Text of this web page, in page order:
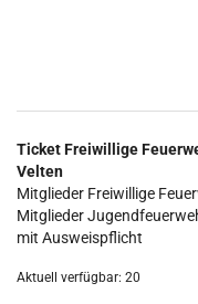
Ticket Freiwillige
Velten
Mitglieder Freiwillige
Mitglieder
mit Ausweispflicht
Aktuell verfügbar: 20